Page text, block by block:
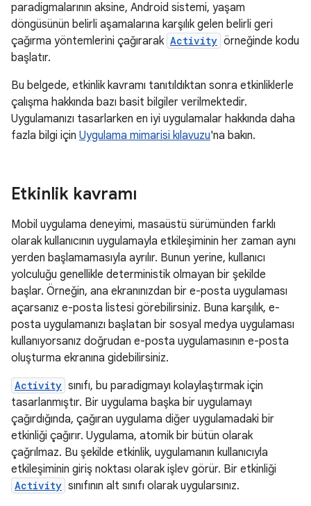
paradigmalarının aksine, Android sistemi, yaşam
döngüsünün belirli aşamalarına karşılık gelen belirli geri
çağırma yöntemlerini çağırarak Activity örneğinde kodu
başlatır.
Bu belgede, etkinlik kavramı tanıtıldıktan sonra etkinliklerle
çalışma hakkında bazı basit bilgiler verilmektedir.
Uygulamanızı tasarlarken en iyi uygulamalar hakkında daha
fazla bilgi için Uygulama mimarisi kılavuzu'na bakın.
Etkinlik kavramı
Mobil uygulama deneyimi, masaüstü sürümünden farklı
olarak kullanıcının uygulamayla etkileşiminin her zaman aynı
yerden başlamamasıyla ayrılır. Bunun yerine, kullanıcı
yolculuğu genellikle deterministik olmayan bir şekilde
başlar. Örneğin, ana ekranınızdan bir e-posta uygulaması
açarsanız e-posta listesi görebilirsiniz. Buna karşılık, e-
posta uygulamanızı başlatan bir sosyal medya uygulaması
kullanıyorsanız doğrudan e-posta uygulamasının e-posta
oluşturma ekranına gidebilirsiniz.
Activity sınıfı, bu paradigmayı kolaylaştırmak için
tasarlanmıştır. Bir uygulama başka bir uygulamayı
çağırdığında, çağıran uygulama diğer uygulamadaki bir
etkinliği çağırır. Uygulama, atomik bir bütün olarak
çağrılmaz. Bu şekilde etkinlik, uygulamanın kullanıcıyla
etkileşiminin giriş noktası olarak işlev görür. Bir etkinliği
Activity sınıfının alt sınıfı olarak uygularsınız.